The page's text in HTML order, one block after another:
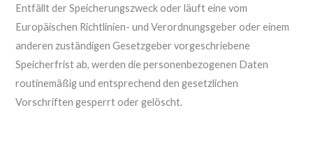
Entfällt der Speicherungszweck oder läuft eine vom
Europäischen Richtlinien- und Verordnungsgeber oder einem
anderen zuständigen Gesetzgeber vorgeschriebene
Speicherfrist ab, werden die personenbezogenen Daten
routinemäßig und entsprechend den gesetzlichen
Vorschriften gesperrt oder gelöscht.